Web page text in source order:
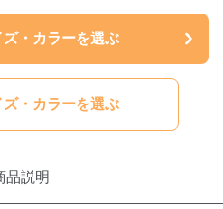
・カラーを選ぶ
・カラーを選ぶ
品説明